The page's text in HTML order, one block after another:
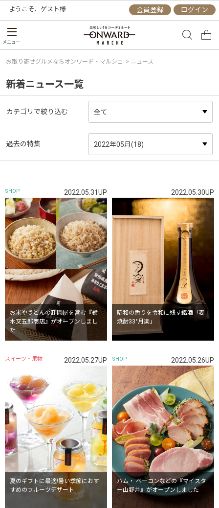
ようこそ、 ゲスト様 会員登録 ログイン
メニュー
お取り寄せグルメならオンワード・マルシェ > ニュース
新着ニュース一覧
カテゴリで絞り込む
過去の特集
お米やうどんの卸問屋を営む『鈴
木又五郎商店』がオープンしまし
た
SHOP 2022.05.31UP
昭和の香りを令和に残す銘酒「麦
焼酎33°月楽」
2022.05.30UP
夏のギフトに最適!暑い季節におす
すめのフルーツデザート
スイーツ・果物 2022.05.27UP
ハム・ ベーコンなどの『マイスタ
ー山野井』がオープンしました
SHOP 2022.05.26UP